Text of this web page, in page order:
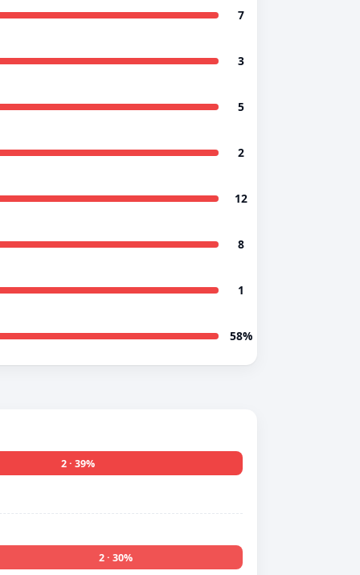
7
3
5
2
12
8
1
58%
2 · 39%
2 · 30%